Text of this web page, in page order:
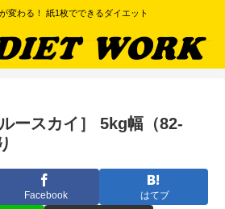
変わる！ 紙1枚でできるダイエット
ースカイ］ 5kg幅（82-
Facebook はてブ